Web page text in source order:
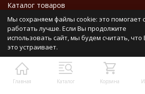
Главная Каталог Корзина
Каталог товаров
Информация
Политика персональных данных Карта
Мы сохраняем файлы cookie: это помогает
работать лучше. Если Вы продолжите
использовать сайт, мы будем считать, что
это устраивает.